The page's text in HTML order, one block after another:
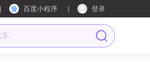
百度小程序 登录